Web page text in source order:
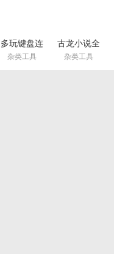
多玩键盘连
点器win10
版(支持
杂类工具
古龙小说全
集完整版
txt(古龙武
杂类工具